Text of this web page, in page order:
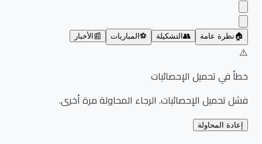
نظرة عامة 👥 التشكيلة ⚽ المباريات 📰 الأخبار
خطأ في تحميل الإحصائيات
فشل تحميل الإحصائيات. الرجاء المحاولة مرة أخرى.
إعادة المحاولة